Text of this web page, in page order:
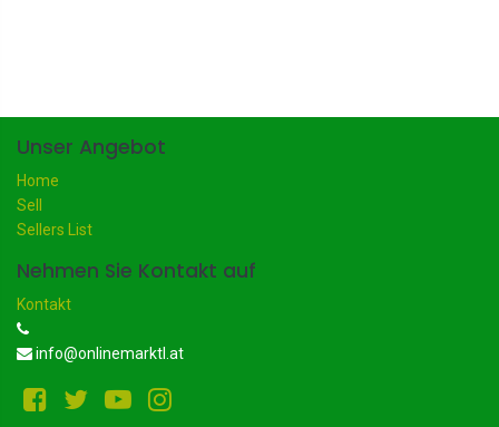
Unser Angebot
Home
Sell
Sellers List
Nehmen Sie Kontakt auf
Kontakt
info@onlinemarktl.at